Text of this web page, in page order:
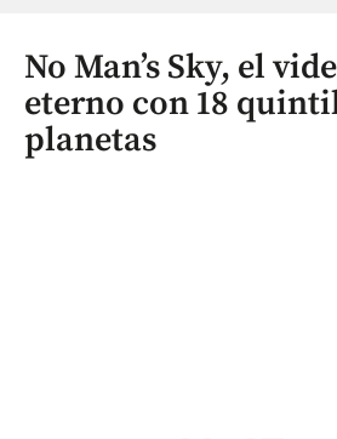
No Man’s Sky, el
eterno con 18
planetas